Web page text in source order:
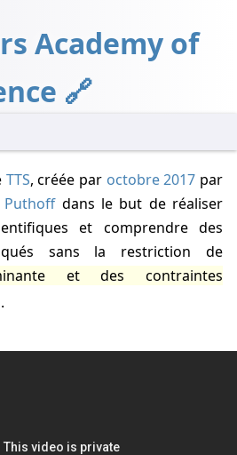
Academy of
TTS, créée par octobre 2017 par
Puthoffdans le but de réaliser
et comprendre des
sans la restriction de
et des contraintes
.